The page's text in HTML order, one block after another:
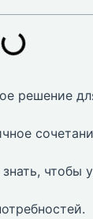
решение
чтобы